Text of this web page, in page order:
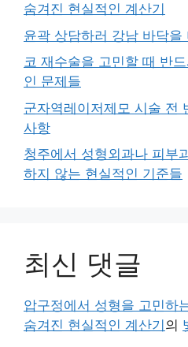
숨겨진 현실적인 계산기
윤곽 상담하러 강남 바닥을
코 재수술을 고민할 때 반
인 문제들
군자역레이저제모 시술 전
사항
청주에서 성형외과나 피부
하지 않는 현실적인 기준들
최신 댓글
압구정에서 성형을 고민하
숨겨진 현실적인 계산기 의